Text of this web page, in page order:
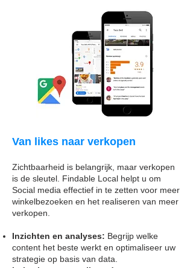
Van likes naar verkopen
Zichtbaarheid is belangrijk, maar verkopen
is de sleutel. Findable Local helpt u om
Social media effectief in te zetten voor meer
winkelbezoeken en het realiseren van meer
verkopen.
Inzichten en analyses: Begrijp welke
content het beste werkt en optimaliseer uw
strategie op basis van data.